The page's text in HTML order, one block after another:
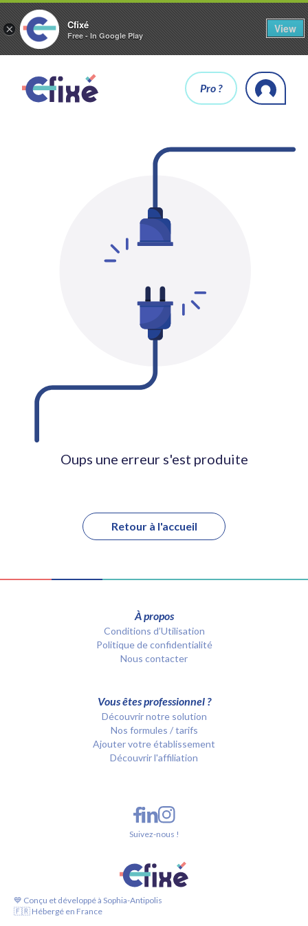
× Cfixé
Free - In Google Play
View
Pro ?
Oups une erreur s'est produite
Retour à l'accueil
À propos
Conditions d’Utilisation
Politique de confidentialité
Nous contacter
Vous êtes professionnel ?
Découvrir notre solution
Nos formules / tarifs
Ajouter votre établissement
Découvrir l'affiliation
💙 Conçu et développé à Sophia-Antipolis
🇫🇷 Hébergé en France
Suivez-nous !